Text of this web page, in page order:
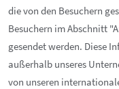
die von den Besuchern
Besuchern im Abschnitt
gesendet werden. Diese
außerhalb unseres
von unseren